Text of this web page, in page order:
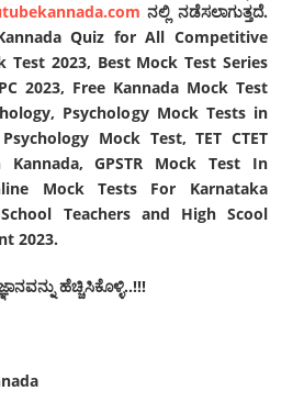
ನಲ್ಲಿ ನಡೆಸಲಾಗುತ್ತದೆ‌.
Quiz for All Competitive
Test 2023, Best Mock Test Series
2023, Free Kannada Mock Test
Psychology Mock Tests in
Mock Test, TET CTET
GPSTR Mock Test In
Mock Tests For Karnataka
Teachers and High Scool
2023.
ಹೆಚ್ಚಿಸಿಕೊಳ್ಳಿ..!!!